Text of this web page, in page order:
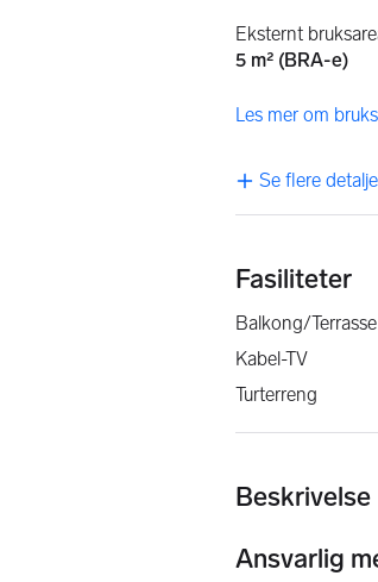
Eksternt
5 m² (BRA-e)
Les mer om
Se flere
Fasiliteter
Balkong/Terrasse
Kabel-TV
Turterreng
Beskrivelse
Ansvarlig